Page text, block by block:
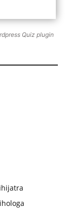
Quiz plugin